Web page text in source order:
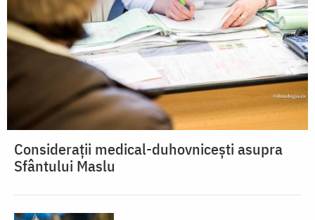
Considerații medical-duhovnicești asupra
Sfântului Maslu